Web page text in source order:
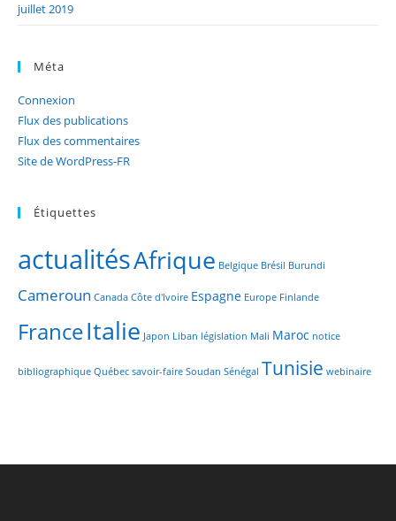
juillet 2019
Méta
Connexion
Flux des publications
Flux des commentaires
Site de WordPress-FR
Étiquettes
actualitésAfrique Belgique Brésil Burundi
Cameroun Canada Côte d'Ivoire Espagne Europe Finlande
FranceItalie Japon Liban législation Mali Maroc notice
bibliographique Québec savoir-faire Soudan Sénégal Tunisie webinaire